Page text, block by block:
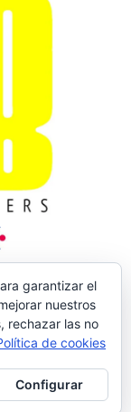
| Tema
WordPress
garantizar el
nuestros
rechazar las no
de cookies
Configurar